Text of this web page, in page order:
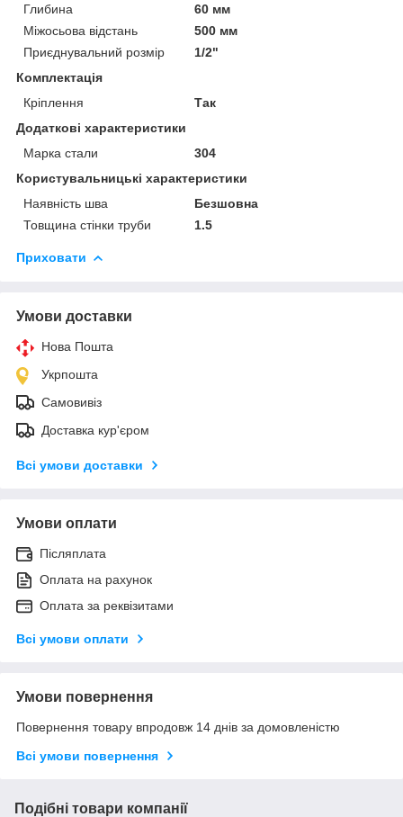
Глибина
60 мм
Міжосьова відстань
500 мм
Приєднувальний розмір
1/2"
Комплектація
Кріплення
Так
Додаткові характеристики
Марка стали
304
Користувальницькі характеристики
Наявність шва
Безшовна
Товщина стінки труби
1.5
Приховати
Умови доставки
Нова Пошта
Укрпошта
Самовивіз
Доставка кур'єром
Всі умови доставки
Умови оплати
Післяплата
Оплата на рахунок
Оплата за реквізитами
Всі умови оплати
Умови повернення
Повернення товару впродовж 14 днів за домовленістю
Всі умови повернення
Подібні товари компанії